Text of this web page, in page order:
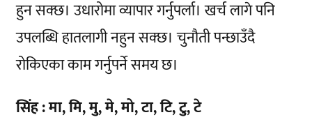
हुन सक्छ। उधारोमा व्यापार गर्नुपर्ला। खर्च लागे पनि
उपलब्धि हातलागी नहुन सक्छ। चुनौती पन्छाउँदै
रोकिएका काम गर्नुपर्ने समय छ।
सिंह : मा, मि, मु, मे, मो, टा, टि, टु, टे